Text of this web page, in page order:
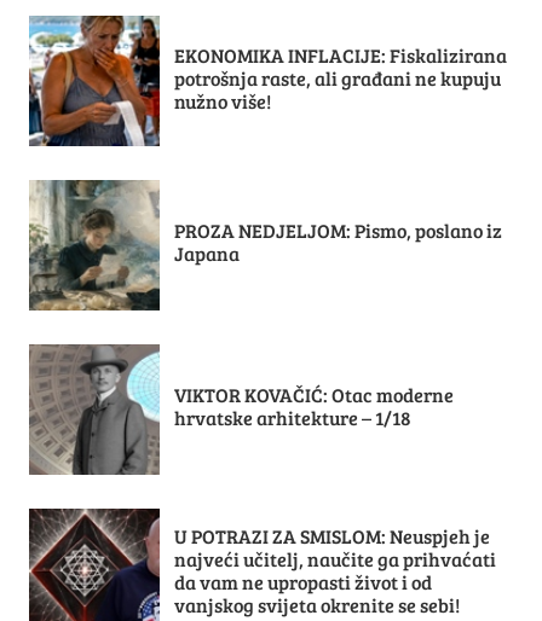
EKONOMIKA INFLACIJE: Fiskalizirana
potrošnja raste, ali građani ne kupuju
nužno više!
PROZA NEDJELJOM: Pismo, poslano iz
Japana
VIKTOR KOVAČIĆ: Otac moderne
hrvatske arhitekture – 1/18
U POTRAZI ZA SMISLOM: Neuspjeh je
najveći učitelj, naučite ga prihvaćati
da vam ne upropasti život i od
vanjskog svijeta okrenite se sebi!